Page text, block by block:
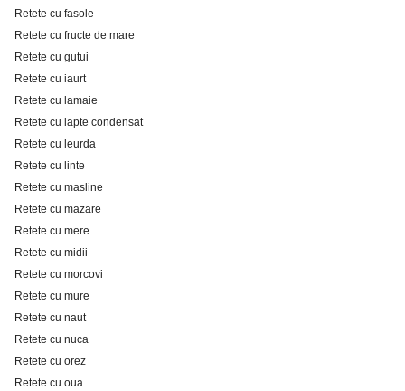
Retete cu fasole
Retete cu fructe de mare
Retete cu gutui
Retete cu iaurt
Retete cu lamaie
Retete cu lapte condensat
Retete cu leurda
Retete cu linte
Retete cu masline
Retete cu mazare
Retete cu mere
Retete cu midii
Retete cu morcovi
Retete cu mure
Retete cu naut
Retete cu nuca
Retete cu orez
Retete cu oua